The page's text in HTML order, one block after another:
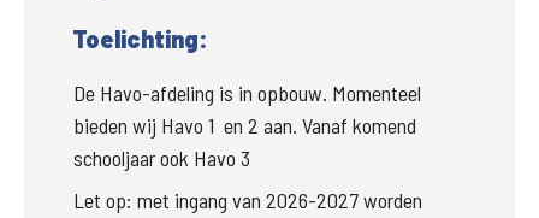
Toelichting:
De Havo-afdeling is in opbouw. Momenteel
bieden wij Havo 1  en 2 aan. Vanaf komend
schooljaar ook Havo 3
Let op: met ingang van 2026-2027 worden